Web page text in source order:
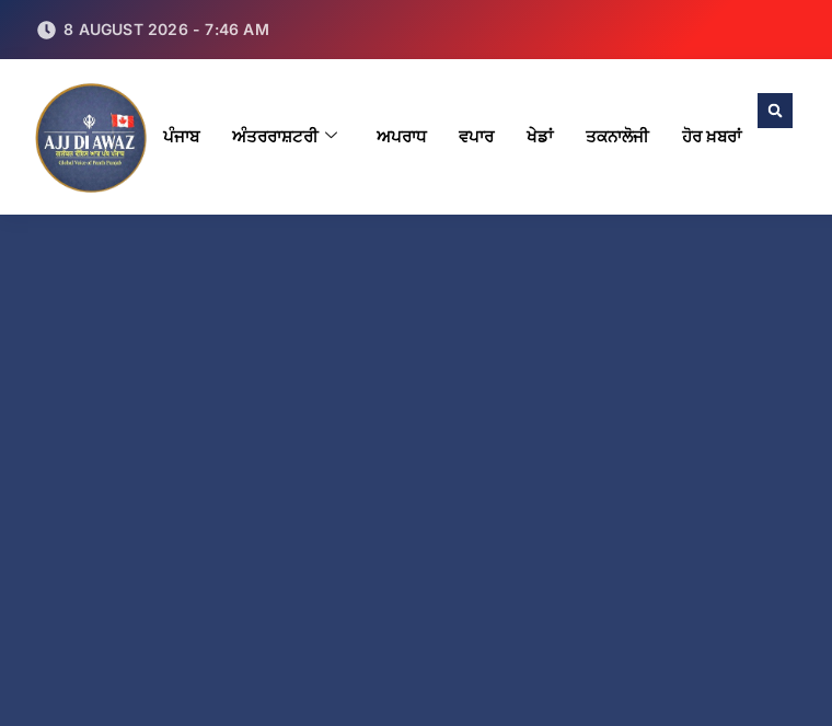
8 AUGUST 2026 - 7:46 AM
ਪੰਜਾਬ ਅੰਤਰਰਾਸ਼ਟਰੀ ਅਪਰਾਧ ਵਪਾਰ ਖੇਡਾਂ ਤਕਨਾਲੋਜੀ ਹੋਰ ਖ਼ਬਰਾਂ